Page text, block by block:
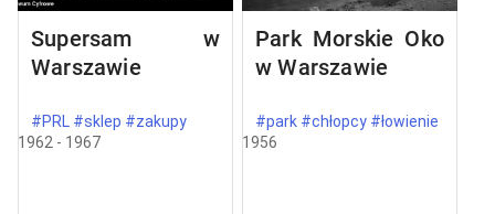
Supersam w
Warszawie
#PRL #sklep #zakupy
1962 - 1967
Park Morskie Oko
w Warszawie
#park #chłopcy #łowienie
1956